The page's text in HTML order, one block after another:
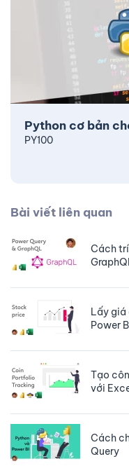
Python cơ bản
PY100
Bài viết liên quan
Cách
Lấy giá
Power
Tạo
với
Cách
Query